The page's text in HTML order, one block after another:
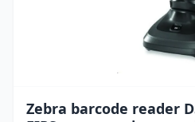
Zebra barcode reader